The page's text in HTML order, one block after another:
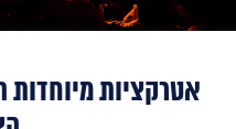
אטרקציות